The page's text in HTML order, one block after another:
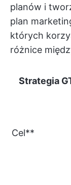
planów i
plan
których
różnice
Strategia
Cel**